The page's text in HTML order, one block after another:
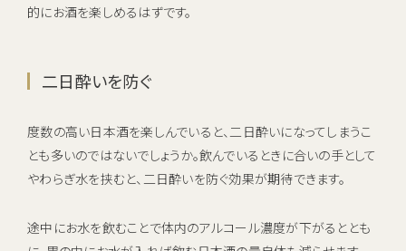
的にお酒を楽しめるはずです。
二日酔いを防ぐ
度数の高い日本酒を楽しんでいると、二日酔いになってしまうこ
とも多いのではないでしょうか。飲んでいるときに合いの手として
やわらぎ水を挟むと、二日酔いを防ぐ効果が期待できます。
途中にお水を飲むことで体内のアルコール濃度が下がるととも